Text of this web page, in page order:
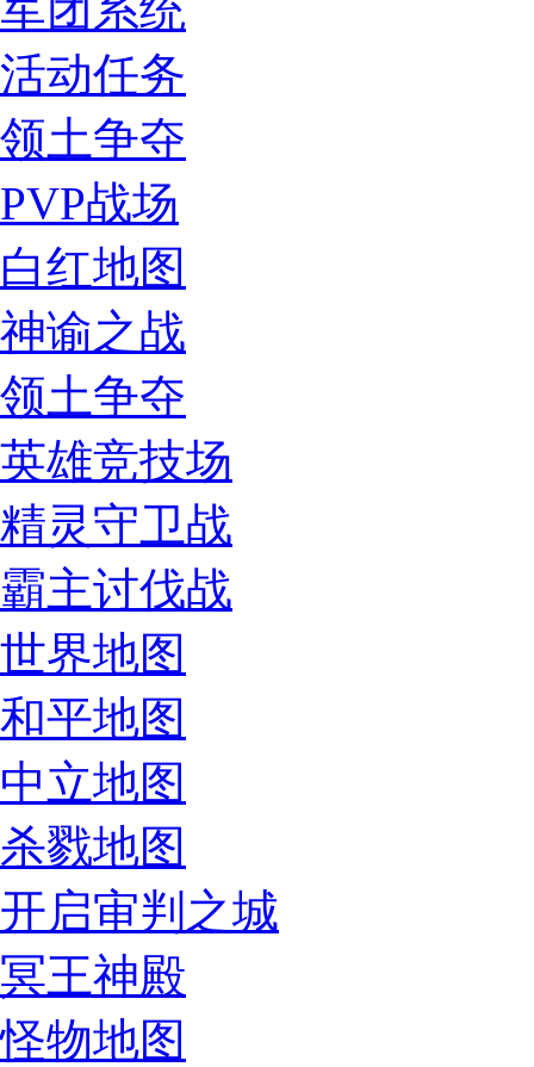
活动任务
领土争夺
PVP战场
白红地图
神谕之战
领土争夺
英雄竞技场
精灵守卫战
霸主讨伐战
世界地图
和平地图
中立地图
杀戮地图
开启审判之城
冥王神殿
怪物地图